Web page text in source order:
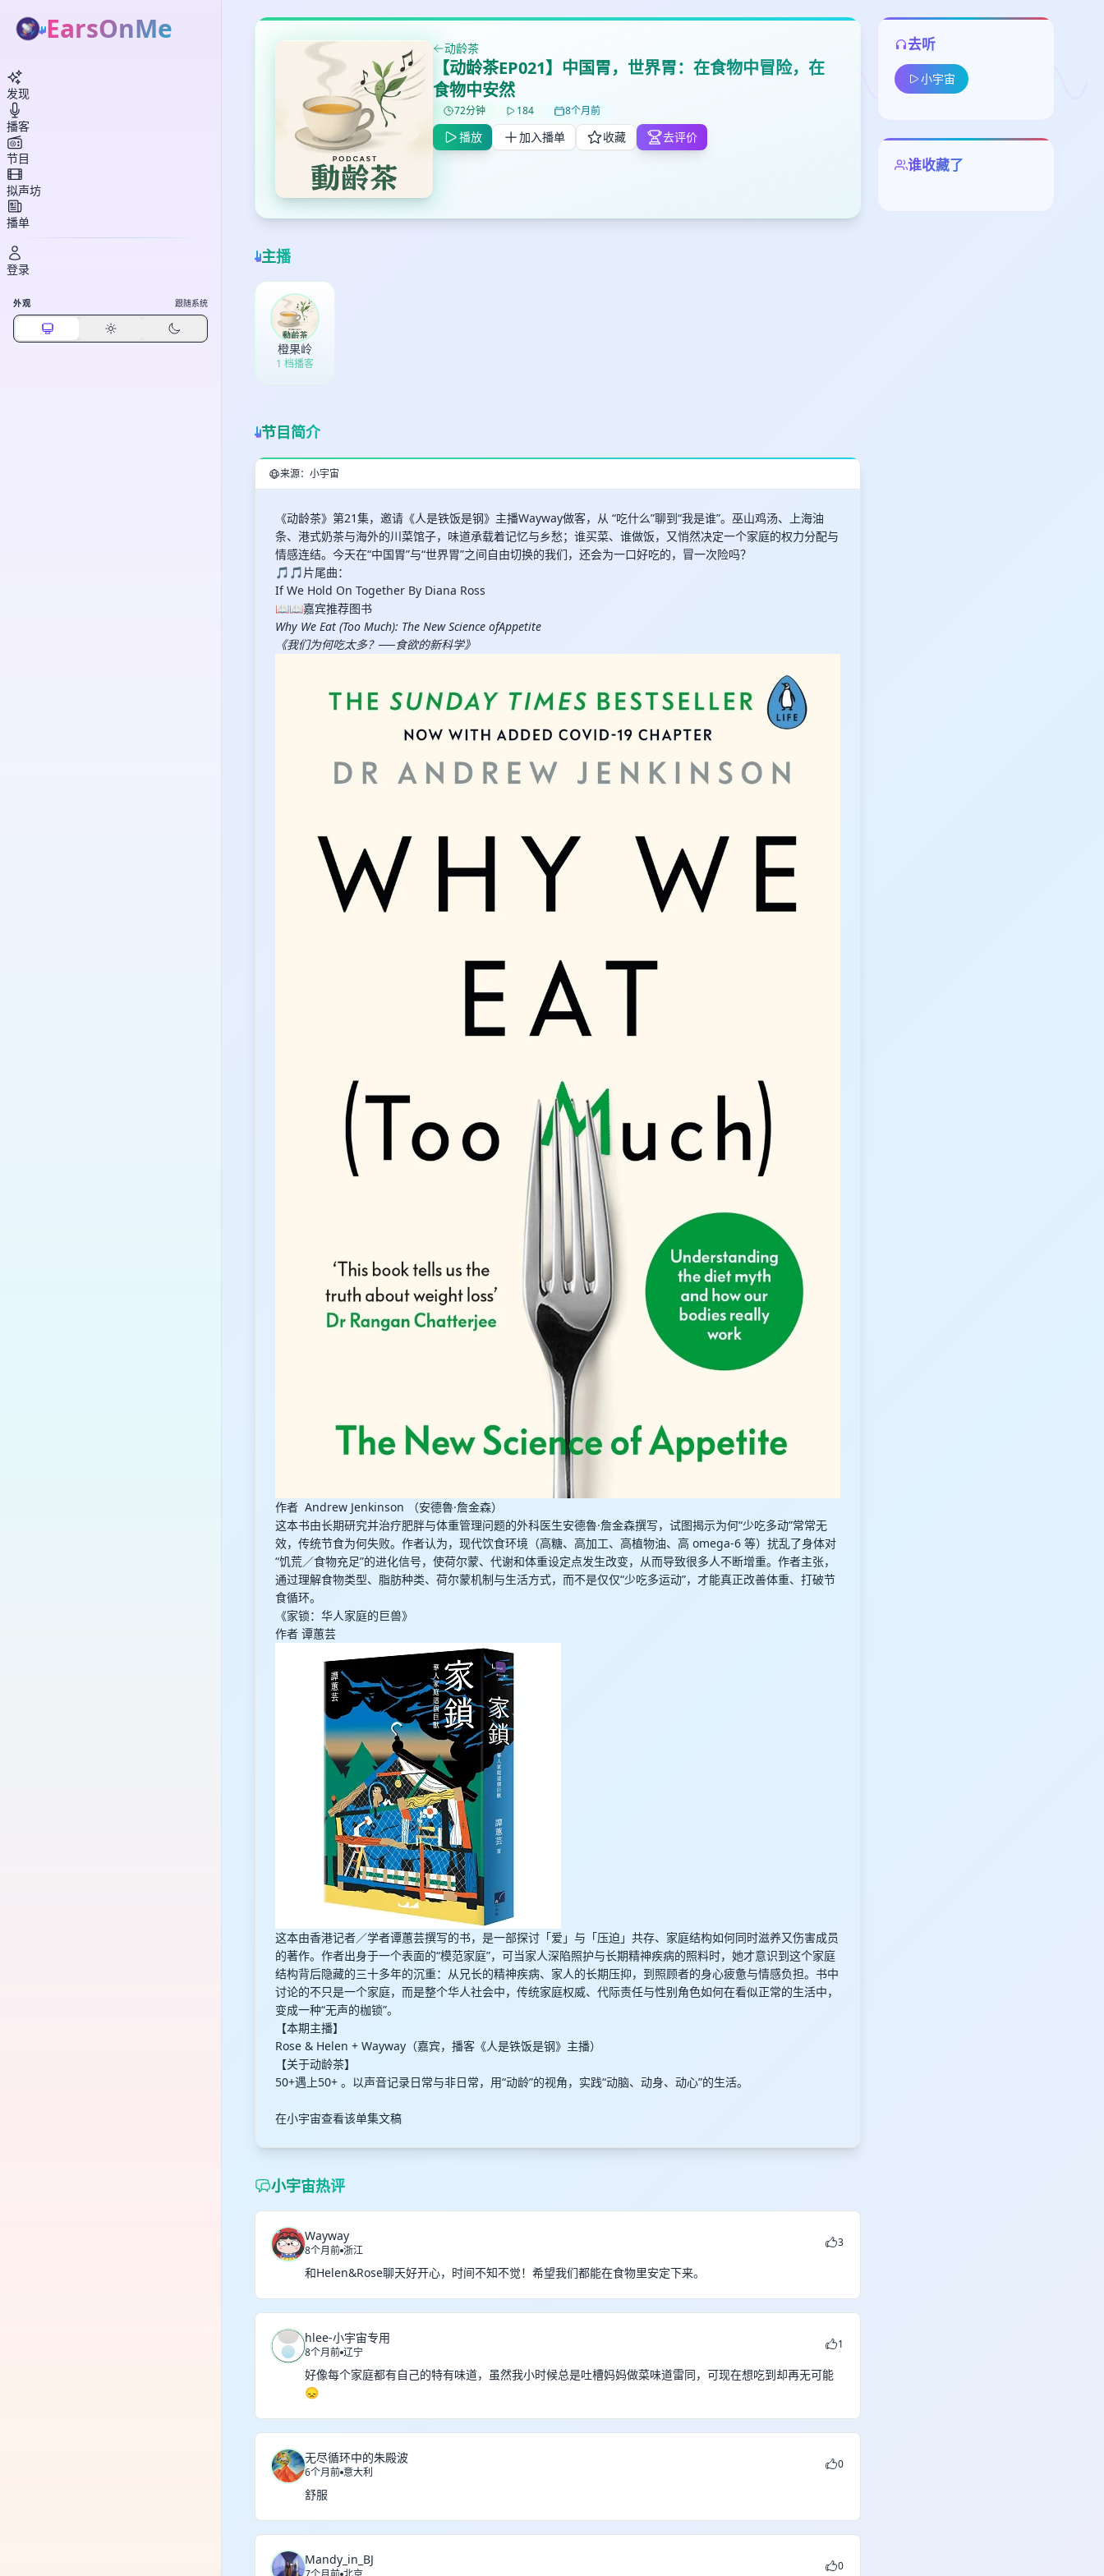
动龄茶
【动龄茶EP021】中国胃，世界胃：在食物中冒险，在
食物中安然
72分钟 184 8个月前
播放 加入播单 收藏 去评价
主播
橙果岭
1 档播客
节目简介
来源：小宇宙
《动龄茶》第21集，邀请《人是铁饭是钢》主播Wayway做客，从 “吃什么”聊到“我是谁”。巫山鸡汤、上海油
条、港式奶茶与海外的川菜馆子，味道承载着记忆与乡愁；谁买菜、谁做饭，又悄然决定一个家庭的权力分配与
情感连结。今天在“中国胃”与“世界胃”之间自由切换的我们，还会为一口好吃的，冒一次险吗？
🎵🎵片尾曲：
If We Hold On Together By Diana Ross
📖📖嘉宾推荐图书
Why We Eat (Too Much): The New Science ofAppetite
《我们为何吃太多？──食欲的新科学》
作者 Andrew Jenkinson （安德魯·詹金森）
这本书由长期研究并治疗肥胖与体重管理问题的外科医生安德魯·詹金森撰写，试图揭示为何“少吃多动”常常无
效，传统节食为何失败。作者认为，现代饮食环境（高糖、高加工、高植物油、高 omega-6 等）扰乱了身体对
“饥荒／食物充足”的进化信号，使荷尔蒙、代谢和体重设定点发生改变，从而导致很多人不断增重。作者主张，
通过理解食物类型、脂肪种类、荷尔蒙机制与生活方式，而不是仅仅“少吃多运动”，才能真正改善体重、打破节
食循环。
《家锁：华人家庭的巨兽》
作者 谭蕙芸
这本由香港记者／学者谭蕙芸撰写的书，是一部探讨「爱」与「压迫」共存、家庭结构如何同时滋养又伤害成员
的著作。作者出身于一个表面的“模范家庭”，可当家人深陷照护与长期精神疾病的照料时，她才意识到这个家庭
结构背后隐藏的三十多年的沉重：从兄长的精神疾病、家人的长期压抑，到照顾者的身心疲惫与情感负担。书中
讨论的不只是一个家庭，而是整个华人社会中，传统家庭权威、代际责任与性别角色如何在看似正常的生活中，
变成一种“无声的枷锁”。
【本期主播】
Rose & Helen + Wayway（嘉宾，播客《人是铁饭是钢》主播）
【关于动龄茶】
50+遇上50+ 。以声音记录日常与非日常，用“动龄”的视角，实践“动脑、动身、动心”的生活。
在小宇宙查看该单集文稿
小宇宙热评
Wayway
8个月前 浙江
3
和Helen&Rose聊天好开心，时间不知不觉！希望我们都能在食物里安定下来。
hlee-小宇宙专用
8个月前 辽宁
1
好像每个家庭都有自己的特有味道，虽然我小时候总是吐槽妈妈做菜味道雷同，可现在想吃到却再无可能
😞
无尽循环中的朱殿波
6个月前 意大利
0
舒服
Mandy_in_BJ 0
去听
小宇宙
谁收藏了
打分
鼠标下留人
删除确认
EarsOnMe
发现
播客
节目
拟声坊
播单
登录
外观 跟随系统